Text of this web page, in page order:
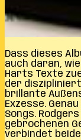
Dass dieses
auch daran,
Harts Texte
der
brillante
Exzesse.
Songs.
gebrochenen
verbindet